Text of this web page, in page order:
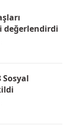
değerlendirdi